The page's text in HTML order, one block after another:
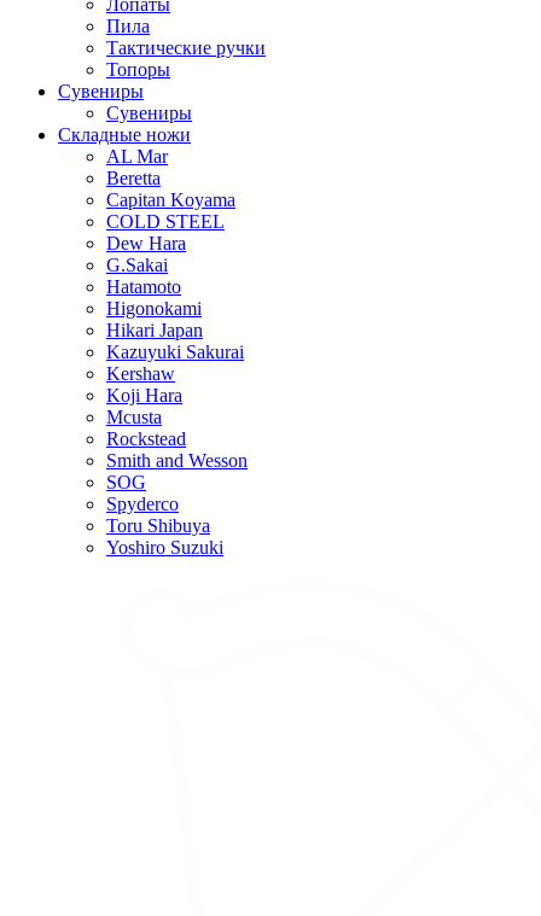
Лопаты
Пила
Тактические ручки
Топоры
Сувениры
Сувениры
Складные ножи
AL Mar
Beretta
Capitan Koyama
COLD STEEL
Dew Hara
G.Sakai
Hatamoto
Higonokami
Hikari Japan
Kazuyuki Sakurai
Kershaw
Koji Hara
Mcusta
Rockstead
Smith and Wesson
SOG
Spyderco
Toru Shibuya
Yoshiro Suzuki